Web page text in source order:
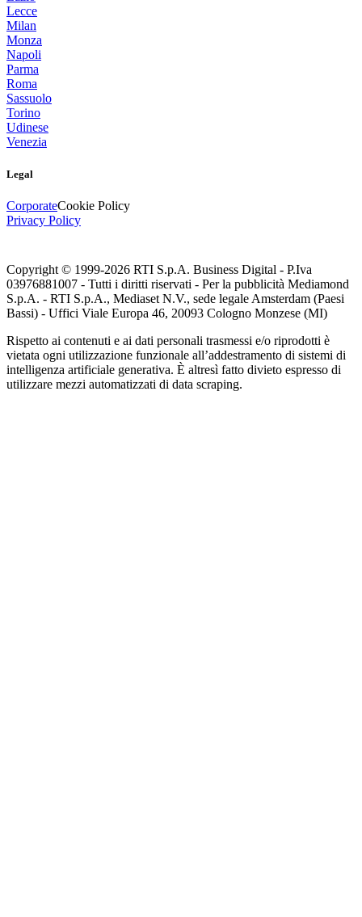
Lecce
Milan
Monza
Napoli
Parma
Roma
Sassuolo
Torino
Udinese
Venezia
Legal
CorporateCookie Policy
Privacy Policy
Copyright © 1999-2026 RTI S.p.A. Business Digital - P.Iva
03976881007 - Tutti i diritti riservati - Per la pubblicità Mediamond
S.p.A. - RTI S.p.A., Mediaset N.V., sede legale Amsterdam (Paesi
Bassi) - Uffici Viale Europa 46, 20093 Cologno Monzese (MI)
Rispetto ai contenuti e ai dati personali trasmessi e/o riprodotti è
vietata ogni utilizzazione funzionale all’addestramento di sistemi di
intelligenza artificiale generativa. È altresì fatto divieto espresso di
utilizzare mezzi automatizzati di data scraping.